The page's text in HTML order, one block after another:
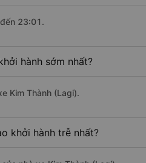
23:01.
hành sớm nhất?
Kim Thành (Lagi).
khởi hành trễ nhất?